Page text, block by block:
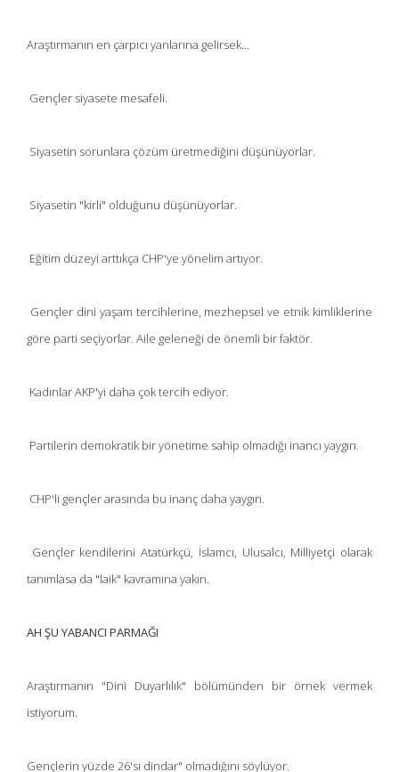
Araştırmanın en çarpıcı yanlarına gelirsek...
Gençler siyasete mesafeli.
Siyasetin sorunlara çözüm üretmediğini düşünüyorlar.
Siyasetin "kirli" olduğunu düşünüyorlar.
Eğitim düzeyi arttıkça CHP'ye yönelim artıyor.
Gençler dini yaşam tercihlerine, mezhepsel ve etnik kimliklerine
göre parti seçiyorlar. Aile geleneği de önemli bir faktör.
Kadınlar AKP'yi daha çok tercih ediyor.
Partilerin demokratik bir yönetime sahip olmadığı inancı yaygın.
CHP'li gençler arasında bu inanç daha yaygın.
Gençler kendilerini Atatürkçü, İslamcı, Ulusalcı, Milliyetçi olarak
tanımlasa da "laik" kavramına yakın.
AH ŞU YABANCI PARMAĞI
Araştırmanın "Dini Duyarlılık" bölümünden bir örnek vermek
istiyorum.
Gençlerin yüzde 26'sı dindar" olmadığını söylüyor.